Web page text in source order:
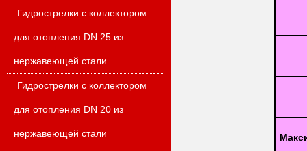
Гидрострелки с коллектором
для отопления DN 25 из
нержавеющей стали
Гидрострелки с коллектором
для отопления DN 20 из
нержавеющей стали